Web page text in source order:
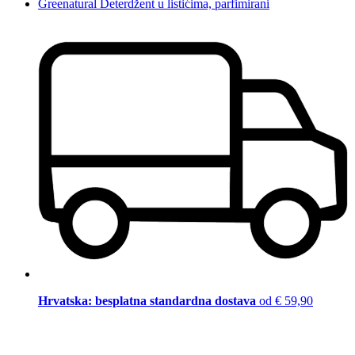
Greenatural Deterdžent u listićima, parfimirani
Hrvatska: besplatna standardna dostava od € 59,90